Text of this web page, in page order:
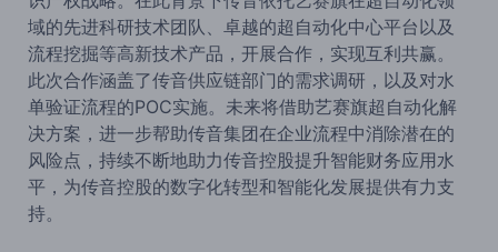
域的先进科研技术团队、卓越的超自动化中心平台以及
流程挖掘等高新技术产品，开展合作，实现互利共赢。
此次合作涵盖了传音供应链部门的需求调研，以及对水
单验证流程的POC实施。未来将借助艺赛旗超自动化解
决方案，进一步帮助传音集团在企业流程中消除潜在的
风险点，持续不断地助力传音控股提升智能财务应用水
平，为传音控股的数字化转型和智能化发展提供有力支
持。